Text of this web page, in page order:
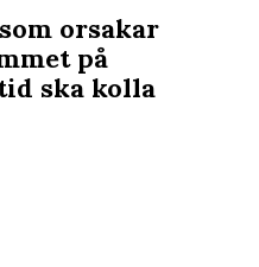
orsakar
på
ska kolla